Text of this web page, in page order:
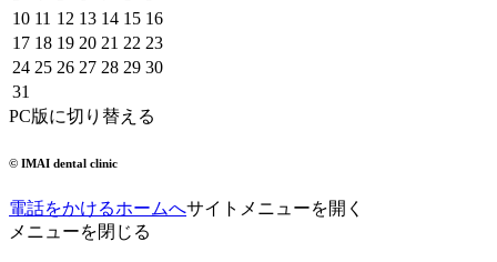
10 11 12 13 14 15 16
17 18 19 20 21 22 23
24 25 26 27 28 29 30
31
PC版に切り替える
© IMAI dental clinic
電話をかけるホームへサイトメニューを開く
メニューを閉じる